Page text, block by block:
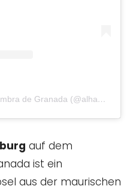
Ein Beitrag geteilt von Alhambra de Granada (@alhambragranada)
auf dem
ist ein
aus der maurischen